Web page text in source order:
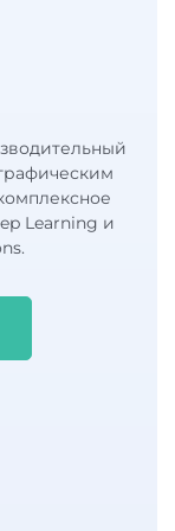
Learning и